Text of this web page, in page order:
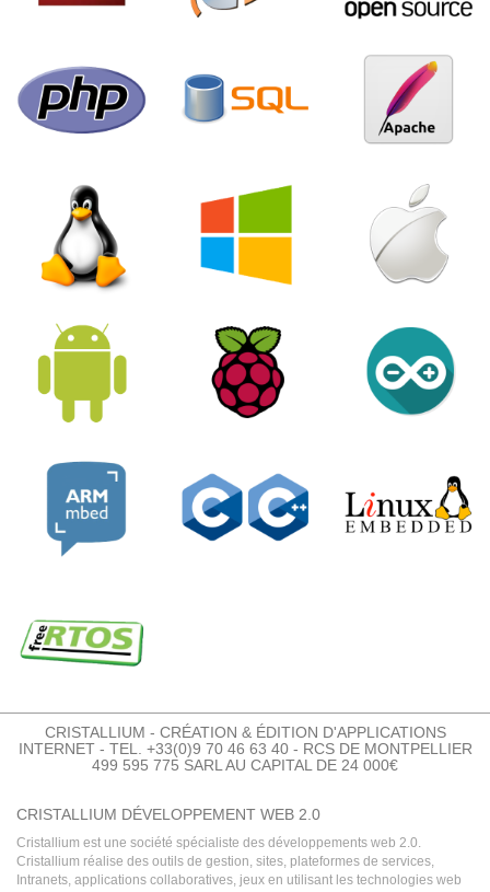
CRISTALLIUM - CRÉATION & ÉDITION D'APPLICATIONS
INTERNET - TEL. +33(0)9 70 46 63 40 - RCS DE MONTPELLIER
499 595 775 SARL AU CAPITAL DE 24 000€
CRISTALLIUM DÉVELOPPEMENT WEB 2.0
Cristallium est une société spécialiste des développements web 2.0.
Cristallium réalise des outils de gestion, sites, plateformes de services,
Intranets, applications collaboratives, jeux en utilisant les technologies web